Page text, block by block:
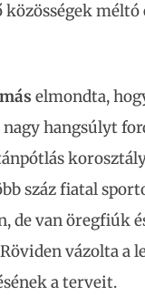
méltó
elmondta,
hangsúlyt
száz fiatal
de van öregfiúk
vázolta a
a terveit.